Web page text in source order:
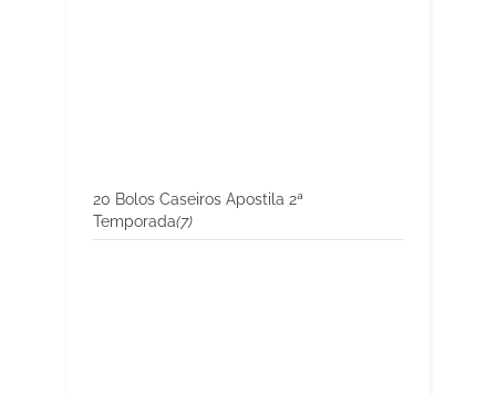
20 Bolos Caseiros Apostila 2ª
Temporada(7)